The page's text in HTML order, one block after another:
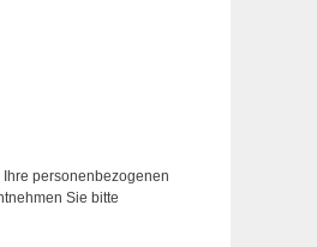
personenbezogenen
Sie bitte